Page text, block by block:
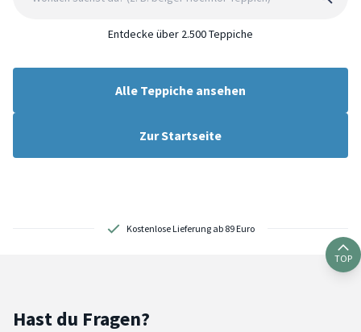
Entdecke über 2.500 Teppiche
Alle Teppiche ansehen
Zur Startseite
Kostenlose Lieferung ab 89 Euro
TOP
Hast du Fragen?